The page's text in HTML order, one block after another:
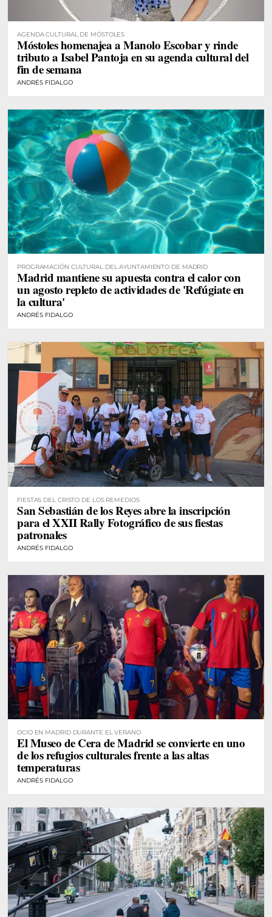
AGENDA CULTURAL DE MÓSTOLES
Móstoles homenajea a Manolo Escobar y rinde
tributo a Isabel Pantoja en su agenda cultural del
fin de semana
ANDRÉS FIDALGO
PROGRAMACIÓN CULTURAL DEL AYUNTAMIENTO DE MADRID
Madrid mantiene su apuesta contra el calor con
un agosto repleto de actividades de 'Refúgiate en
la cultura'
ANDRÉS FIDALGO
FIESTAS DEL CRISTO DE LOS REMEDIOS
San Sebastián de los Reyes abre la inscripción
para el XXII Rally Fotográfico de sus fiestas
patronales
ANDRÉS FIDALGO
OCIO EN MADRID DURANTE EL VERANO
El Museo de Cera de Madrid se convierte en uno
de los refugios culturales frente a las altas
temperaturas
ANDRÉS FIDALGO